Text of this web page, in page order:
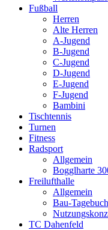
Fußball
Herren
Alte Herren
A-Jugend
B-Jugend
C-Jugend
D-Jugend
E-Jugend
F-Jugend
Bambini
Tischtennis
Turnen
Fitness
Radsport
Allgemein
Bogglharte
Freilufthalle
Allgemein
Bau-Tagebuch
TC Dahenfeld